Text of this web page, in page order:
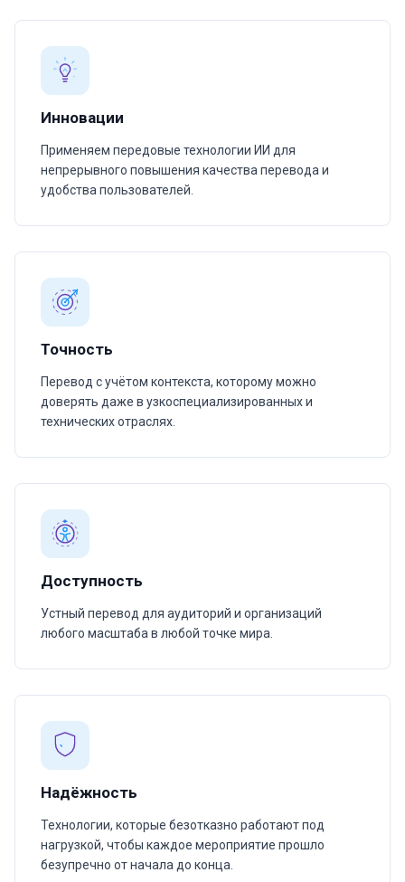
Инновации
Применяем передовые технологии ИИ для
непрерывного повышения качества перевода и
удобства пользователей.
Точность
Перевод с учётом контекста, которому можно
доверять даже в узкоспециализированных и
технических отраслях.
Доступность
Устный перевод для аудиторий и организаций
любого масштаба в любой точке мира.
Надёжность
Технологии, которые безотказно работают под
нагрузкой, чтобы каждое мероприятие прошло
безупречно от начала до конца.